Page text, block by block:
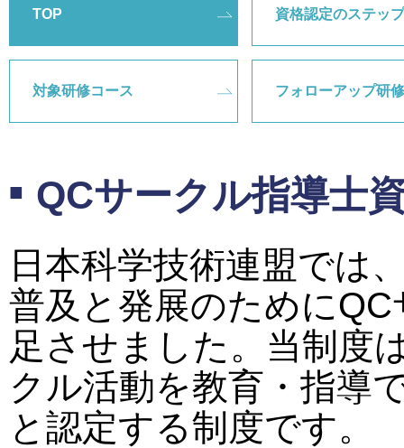
TOP 資格認定のステップ
対象研修コース フォローアップ研修
QCサークル指導士
日本科学技術連盟では
普及と発展のために
足させました。当制度
クル活動を教育・指導
と認定する制度です。